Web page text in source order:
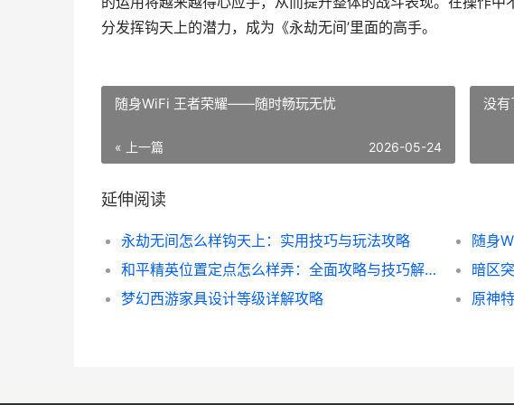
分发挥钩天上的潜力，成为《永劫无间’里面的高手。
随身WiFi 王者荣耀——随时畅玩无忧
« 上一篇 2026-05-24
没有
延伸阅读
永劫无间怎么样钩天上：实用技巧与玩法攻略
随身
和平精英位置定点怎么样弄：全面攻略与技巧解析
暗区
梦幻西游家具设计等级详解攻略
原神